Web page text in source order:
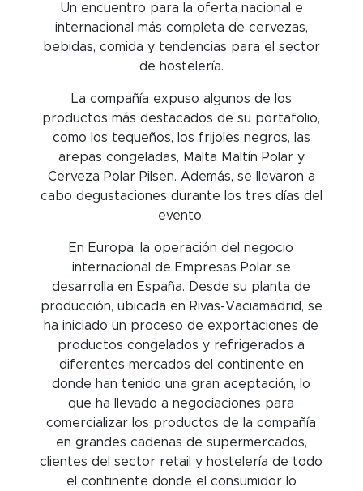
Un encuentro para la oferta nacional e
internacional más completa de cervezas,
bebidas, comida y tendencias para el sector
de hostelería.
La compañía expuso algunos de los
productos más destacados de su portafolio,
como los tequeños, los frijoles negros, las
arepas congeladas, Malta Maltín Polar y
Cerveza Polar Pilsen. Además, se llevaron a
cabo degustaciones durante los tres días del
evento.
En Europa, la operación del negocio
internacional de Empresas Polar se
desarrolla en España. Desde su planta de
producción, ubicada en Rivas-Vaciamadrid, se
ha iniciado un proceso de exportaciones de
productos congelados y refrigerados a
diferentes mercados del continente en
donde han tenido una gran aceptación, lo
que ha llevado a negociaciones para
comercializar los productos de la compañía
en grandes cadenas de supermercados,
clientes del sector retail y hostelería de todo
el continente donde el consumidor lo